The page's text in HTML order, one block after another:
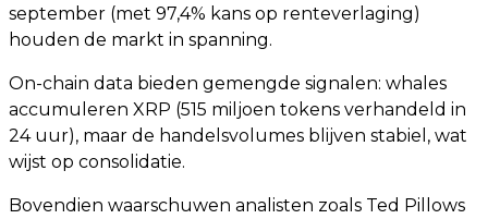
september (met 97,4% kans op renteverlaging)
houden de markt in spanning.
On-chain data bieden gemengde signalen: whales
accumuleren XRP (515 miljoen tokens verhandeld in
24 uur), maar de handelsvolumes blijven stabiel, wat
wijst op consolidatie.
Bovendien waarschuwen analisten zoals Ted Pillows